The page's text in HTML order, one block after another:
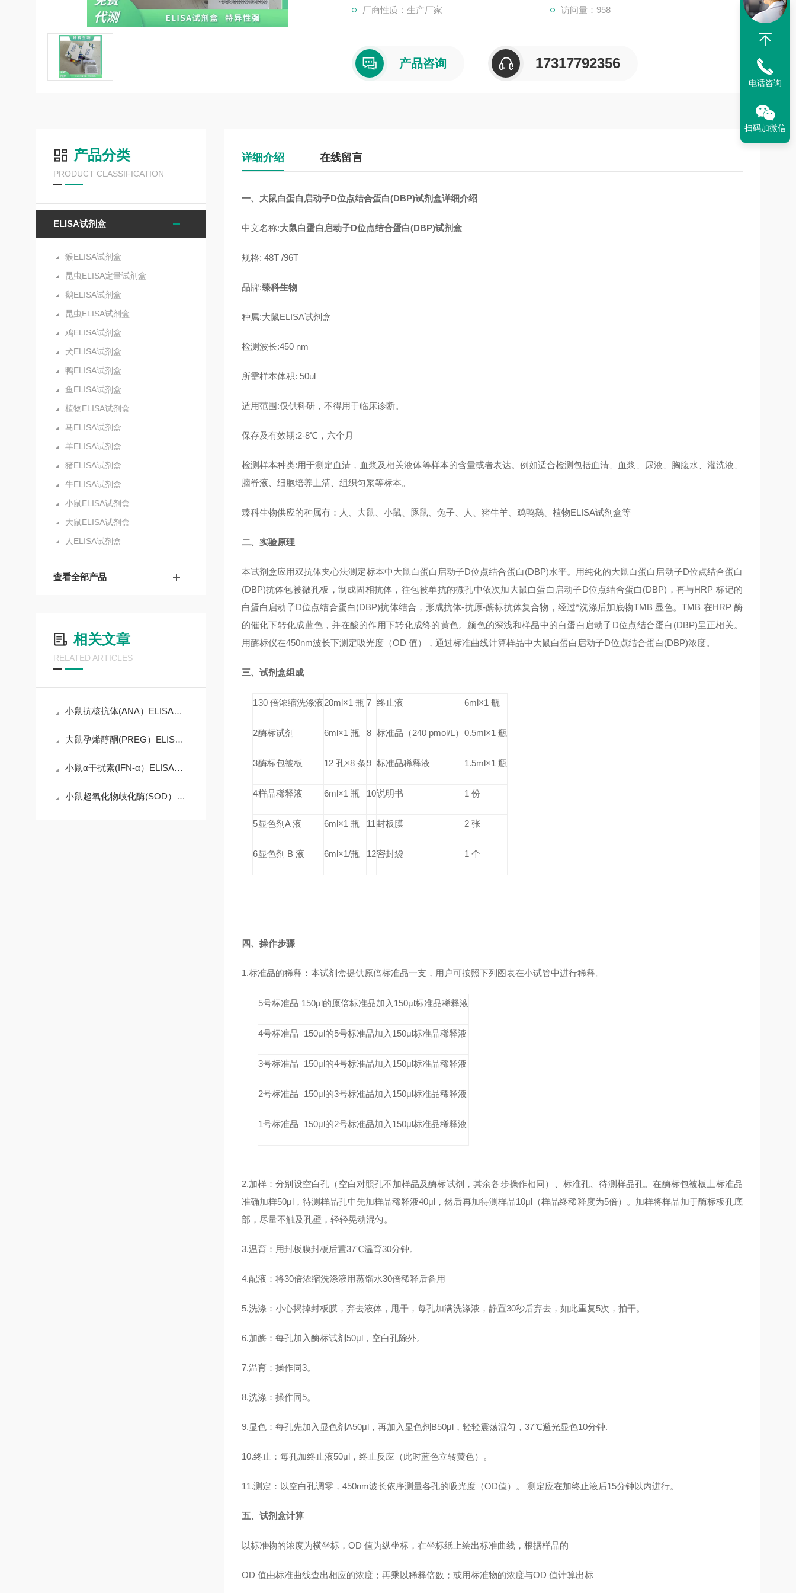
厂商性质：生产厂家 访问量：958
产品咨询 17317792356
产品分类
PRODUCT CLASSIFICATION
ELISA试剂盒
猴ELISA试剂盒
昆虫ELISA定量试剂盒
鹅ELISA试剂盒
昆虫ELISA试剂盒
鸡ELISA试剂盒
犬ELISA试剂盒
鸭ELISA试剂盒
鱼ELISA试剂盒
植物ELISA试剂盒
马ELISA试剂盒
羊ELISA试剂盒
猪ELISA试剂盒
牛ELISA试剂盒
小鼠ELISA试剂盒
大鼠ELISA试剂盒
人ELISA试剂盒
查看全部产品
相关文章
RELATED ARTICLES
小鼠抗核抗体(ANA）ELISA试剂盒操作说明
大鼠孕烯醇酮(PREG）ELISA试剂盒产品说明
小鼠α干扰素(IFN-α）ELISA试剂盒操作说明
小鼠超氧化物歧化酶(SOD）ELISA试剂盒简介
详细介绍 在线留言
一、 大鼠白蛋白启动子D位点结合蛋白(DBP)试剂盒详细介绍
中文名称:大鼠白蛋白启动子D位点结合蛋白(DBP)试剂盒
规格: 48T /96T
品牌:臻科生物
种属:大鼠ELISA试剂盒
检测波长:450 nm
所需样本体积: 50ul
适用范围:仅供科研，不得用于临床诊断。
保存及有效期:2-8℃，六个月
检测样本种类:用于测定血清，血浆及相关液体等样本的含量或者表达。例如适合检测包括血清、血浆、尿液、胸腹水、灌洗液、
脑脊液、细胞培养上清、组织匀浆等标本。
臻科生物供应的种属有：人、大鼠、小鼠、豚鼠、兔子、人、猪牛羊、鸡鸭鹅、植物ELISA试剂盒等
二、实验原理
本试剂盒应用双抗体夹心法测定标本中大鼠白蛋白启动子D位点结合蛋白(DBP)水平。用纯化的大鼠白蛋白启动子D位点结合蛋白
(DBP)抗体包被微孔板，制成固相抗体，往包被单抗的微孔中依次加大鼠白蛋白启动子D位点结合蛋白(DBP) ，再与HRP 标记的
白蛋白启动子D位点结合蛋白(DBP)抗体结合，形成抗体-抗原-酶标抗体复合物，经过*洗涤后加底物TMB 显色。TMB 在HRP 酶
的催化下转化成蓝色，并在酸的作用下转化成终的黄色。颜色的深浅和样品中的白蛋白启动子D位点结合蛋白(DBP)呈正相关。
用酶标仪在450nm波长下测定吸光度（OD 值），通过标准曲线计算样品中大鼠白蛋白启动子D位点结合蛋白(DBP)浓度。
三、试剂盒组成
130 倍浓缩洗涤液20ml×1 瓶 7 终止液 6ml×1 瓶
2酶标试剂 6ml×1 瓶 8 标准品（240 pmol/L） 0.5ml×1 瓶
3酶标包被板 12 孔×8 条9 标准品稀释液 1.5ml×1 瓶
4样品稀释液 6ml×1 瓶 10说明书 1 份
5显色剂A 液 6ml×1 瓶 11 封板膜 2 张
6显色剂 B 液 6ml×1/瓶 12密封袋 1 个
四、操作步骤
1.标准品的稀释：本试剂盒提供原倍标准品一支，用户可按照下列图表在小试管中进行稀释。
5号标准品 150μl的原倍标准品加入150μl标准品稀释液
4号标准品 150μl的5号标准品加入150μl标准品稀释液
3号标准品 150μl的4号标准品加入150μl标准品稀释液
2号标准品 150μl的3号标准品加入150μl标准品稀释液
1号标准品 150μl的2号标准品加入150μl标准品稀释液
2.加样：分别设空白孔（空白对照孔不加样品及酶标试剂，其余各步操作相同）、标准孔、待测样品孔。在酶标包被板上标准品
准确加样50μl，待测样品孔中先加样品稀释液40μl，然后再加待测样品10μl（样品终稀释度为5倍）。加样将样品加于酶标板孔底
部，尽量不触及孔壁，轻轻晃动混匀。
3.温育：用封板膜封板后置37℃温育30分钟。
4.配液：将30倍浓缩洗涤液用蒸馏水30倍稀释后备用
5.洗涤：小心揭掉封板膜，弃去液体，甩干，每孔加满洗涤液，静置30秒后弃去，如此重复5次，拍干。
6.加酶：每孔加入酶标试剂50μl，空白孔除外。
7.温育：操作同3。
8.洗涤：操作同5。
9.显色：每孔先加入显色剂A50μl，再加入显色剂B50μl，轻轻震荡混匀，37℃避光显色10分钟.
10.终止：每孔加终止液50μl，终止反应（此时蓝色立转黄色）。
11.测定：以空白孔调零，450nm波长依序测量各孔的吸光度（OD值）。 测定应在加终止液后15分钟以内进行。
五、试剂盒计算
以标准物的浓度为横坐标，OD 值为纵坐标，在坐标纸上绘出标准曲线，根据样品的
OD 值由标准曲线查出相应的浓度；再乘以稀释倍数；或用标准物的浓度与OD 值计算出标
电话咨询
扫码加微信